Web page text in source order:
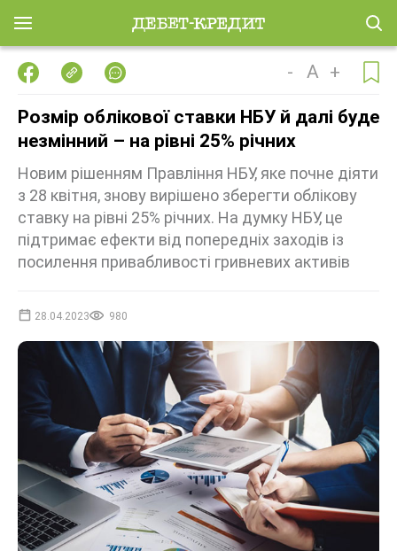
- A +
Розмір облікової ставки НБУ й далі буде
незмінний – на рівні 25% річних
Новим рішенням Правління НБУ, яке почне діяти
з 28 квітня, знову вирішено зберегти облікову
ставку на рівні 25% річних. На думку НБУ, це
підтримає ефекти від попередніх заходів із
посилення привабливості гривневих активів
28.04.2023 980